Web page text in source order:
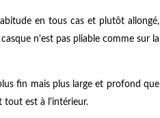
en tous cas et plutôt allongé,
n'est pas pliable comme sur la
fin mais plus large et profond que
tout est à l'intérieur.